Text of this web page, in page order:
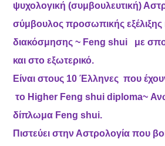
ψυχολογική (συμβουλευτική)
σύμβουλος προσωπικής εξέλιξης
διακόσμησης ~ Feng shui με
και στο εξωτερικό.
Είναι στους 10 Έλληνες που
το Higher Feng shui diploma~
δίπλωμα Feng shui.
Πιστεύει στην Αστρολογία που